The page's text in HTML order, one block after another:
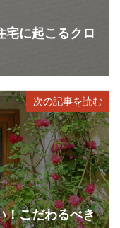
宅に起こるクロ
次の記事を読む
！こだわるべき